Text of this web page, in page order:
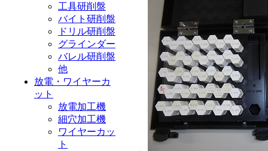
工具研削盤
バイト研削盤
ドリル研削盤
グラインダー
バレル研削盤
他
放電・ワイヤーカ
ット
放電加工機
細穴加工機
ワイヤーカッ
ト